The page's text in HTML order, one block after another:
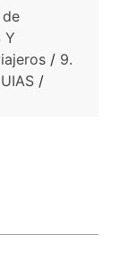
Y
/ 9.
/